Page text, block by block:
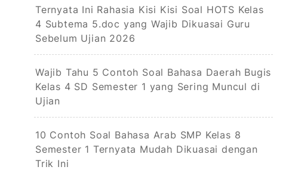
Ternyata Ini Rahasia Kisi Kisi Soal HOTS Kelas
4 Subtema 5.doc yang Wajib Dikuasai Guru
Sebelum Ujian 2026
Wajib Tahu 5 Contoh Soal Bahasa Daerah Bugis
Kelas 4 SD Semester 1 yang Sering Muncul di
Ujian
10 Contoh Soal Bahasa Arab SMP Kelas 8
Semester 1 Ternyata Mudah Dikuasai dengan
Trik Ini